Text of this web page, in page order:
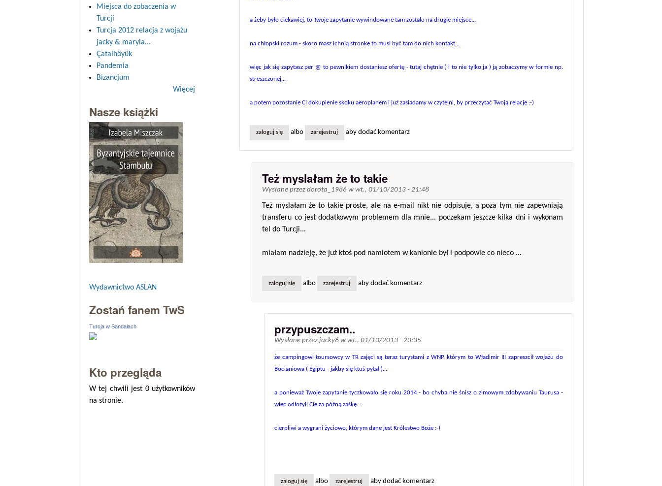
a żeby było ciekawiej, to Twoje zapytanie wywindowane tam zostało na drugie miejsce...
na chłopski rozum - skoro masz ichnią stronkę to musi być tam do nich kontakt...
więc jak się zapytasz per @ to pewnikiem dostaniesz ofertę - tutaj chętnie ( i to nie tylko ja ) ją zobaczymy w formie np.
streszczonej...
a potem pozostanie Ci dokupienie skoku aeroplanem i już zasiadamy w czytelni, by przeczytać Twoją relację :-)
zaloguj się albo zarejestruj aby dodać komentarz
Też myslałam że to takie
Wysłane przezdorota_1986 wwt., 01/10/2013 - 21:48
Też myslałam że to takie proste, ale na e-mail nikt nie odpisuje, a poza tym nie zapewniają
transferu co jest dodatkowym problemem dla mnie... poczekam jeszcze kilka dni i wykonam
tel do Turcji...
miałam nadzieję, że już ktoś pod namiotem w kanionie był i podpowie co nieco ...
zaloguj się albo zarejestruj aby dodać komentarz
przypuszczam..
Wysłane przezjacky6 wwt., 01/10/2013 - 23:35
że campingowi toursowcy w TR zajęci są teraz turystami z WNP, którym to Władimir III zapreszcił wojażu do
Bocianiowa ( Egiptu - jakby się ktuś pytał )...
a ponieważ Twoje zapytanie tyczkowało się roku 2014 - bo chyba nie śnisz o zimowym zdobywaniu Taurusa -
więc odłożyli Cię za późną zaśkę...
cierpliwi a wygrani życiowo, którym dane jest Królestwo Boże :-)
zaloguj się albo zarejestruj aby dodać komentarz
Miejsca do zobaczenia w
Turcji
Turcja 2012 relacja z wojażu
jacky & maryla...
Çatalhöyük
Pandemia
Bizancjum
Więcej
Nasze książki
Wydawnictwo ASLAN
Zostań fanem TwS
Turcja w Sandałach
Kto przegląda
W tej chwili jest 0 użytkowników
na stronie.